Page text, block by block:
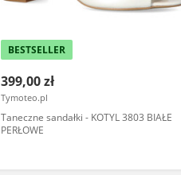
BESTSELLER
399,00 zł
Tymoteo.pl
Taneczne sandałki - KOTYL 3803 BIAŁE
PERŁOWE